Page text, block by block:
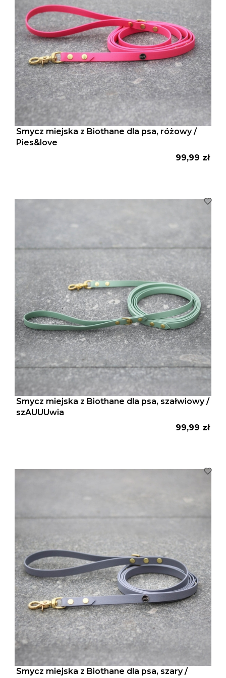
Smycz miejska z Biothane dla psa, różowy /
Pies&love
Cena
99,99 zł
Smycz miejska z Biothane dla psa, szałwiowy /
szAUUUwia
Cena
99,99 zł
Smycz miejska z Biothane dla psa, szary /